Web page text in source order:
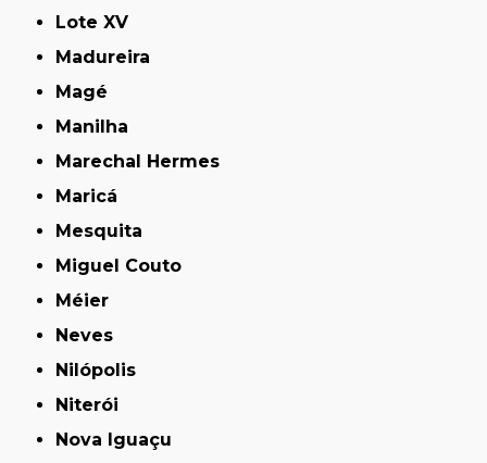
Lote XV
Madureira
Magé
Manilha
Marechal Hermes
Maricá
Mesquita
Miguel Couto
Méier
Neves
Nilópolis
Niterói
Nova Iguaçu